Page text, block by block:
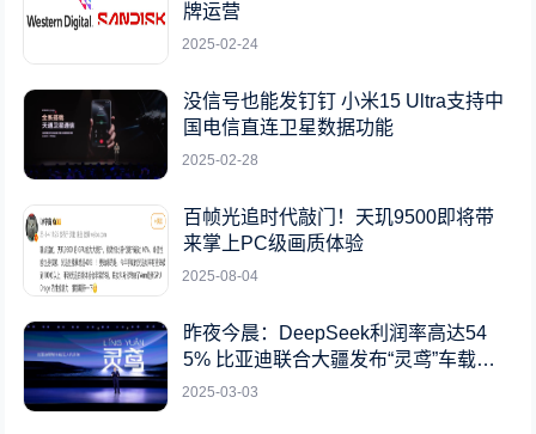
牌运营
2025-02-24
没信号也能发钉钉 小米15 Ultra支持中
国电信直连卫星数据功能
2025-02-28
百帧光追时代敲门！天玑9500即将带
来掌上PC级画质体验
2025-08-04
昨夜今晨：DeepSeek利润率高达54
5% 比亚迪联合大疆发布“灵鸢”车载无
人机系统
2025-03-03